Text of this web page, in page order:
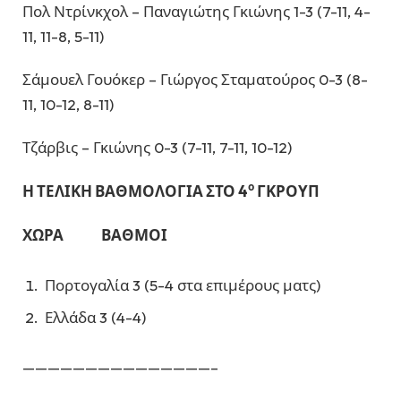
Πολ Ντρίνκχολ – Παναγιώτης Γκιώνης 1-3 (7-11, 4-
11, 11-8, 5-11)
Σάμουελ Γουόκερ – Γιώργος Σταματούρος 0-3 (8-
11, 10-12, 8-11)
Τζάρβις – Γκιώνης 0-3 (7-11, 7-11, 10-12)
Η ΤΕΛΙΚΗ ΒΑΘΜΟΛΟΓΙΑ ΣΤΟ 4ο ΓΚΡΟΥΠ
ΧΩΡΑ ΒΑΘΜΟΙ
Πορτογαλία 3 (5-4 στα επιμέρους ματς)
Ελλάδα 3 (4-4)
———————————————–